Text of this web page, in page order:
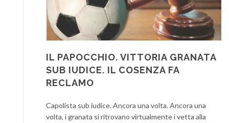
IL PAPOCCHIO. VITTORIA GRANATA
SUB IUDICE. IL COSENZA FA
RECLAMO
Capolista sub iudice. Ancora una volta. Ancora una
volta, i granata si ritrovano virtualmente i vetta alla